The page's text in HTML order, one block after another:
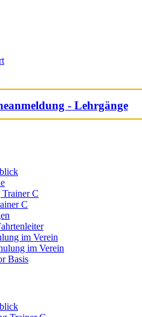
- Lehrgänge
C
C
im Verein
im Verein
Basis